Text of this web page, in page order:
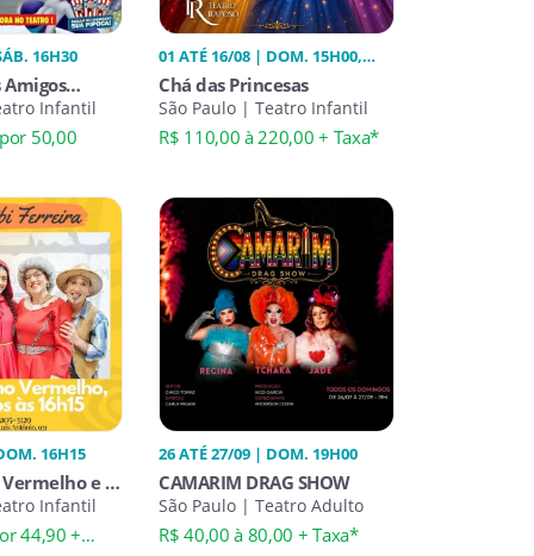
16H30
Amigos
Infantil
50,00
01 ATÉ 16/08 | DOM. 15H00,
Chá das Princesas
São Paulo | Teatro Infantil
R$ 110,00 à 220,00 + Taxa*
16H15
e o
Infantil
44,90 +
26 ATÉ 27/09 | DOM. 19H00
CAMARIM DRAG SHOW
São Paulo | Teatro Adulto
R$ 40,00 à 80,00 + Taxa*